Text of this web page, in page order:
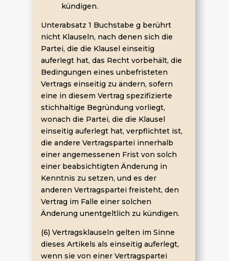
kündigen.
Unterabsatz 1 Buchstabe g berührt
nicht Klauseln, nach denen sich die
Partei, die die Klausel einseitig
auferlegt hat, das Recht vorbehält, die
Bedingungen eines unbefristeten
Vertrags einseitig zu ändern, sofern
eine in diesem Vertrag spezifizierte
stichhaltige Begründung vorliegt,
wonach die Partei, die die Klausel
einseitig auferlegt hat, verpflichtet ist,
die andere Vertragspartei innerhalb
einer angemessenen Frist von solch
einer beabsichtigten Änderung in
Kenntnis zu setzen, und es der
anderen Vertragspartei freisteht, den
Vertrag im Falle einer solchen
Änderung unentgeltlich zu kündigen.
(6) Vertragsklauseln gelten im Sinne
dieses Artikels als einseitig auferlegt,
wenn sie von einer Vertragspartei